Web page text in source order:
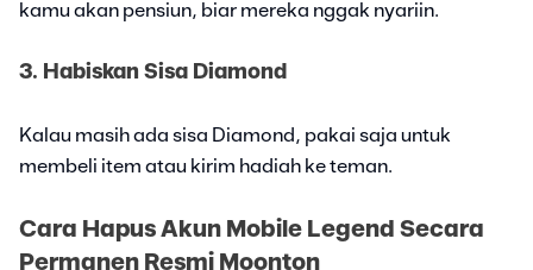
kamu akan pensiun, biar mereka nggak nyariin.
3. Habiskan Sisa Diamond
Kalau masih ada sisa Diamond, pakai saja untuk
membeli item atau kirim hadiah ke teman.
Cara Hapus Akun Mobile Legend Secara
Permanen Resmi Moonton